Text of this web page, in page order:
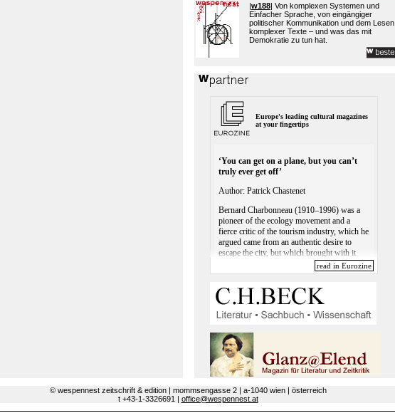
|w188| Von komplexen Systemen und
Einfacher Sprache, von eingängiger
politischer Kommunikation und dem Lesen
komplexer Texte – und was das mit
Demokratie zu tun hat.
© wespennest zeitschrift & edition | mommsengasse 2 | a-1040 wien | österreich
t +43-1-3326691 | office@wespennest.at